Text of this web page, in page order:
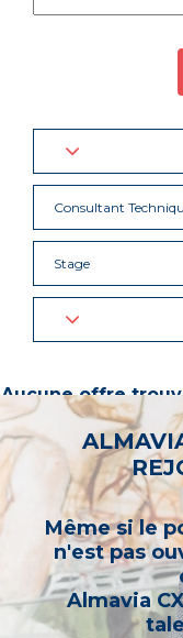
Consultant
Stage
Aucune offre
d’autres mots-
Même si le
n'est pas
Almavia